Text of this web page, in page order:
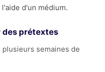
d'un médium.
des prétextes
semaines de